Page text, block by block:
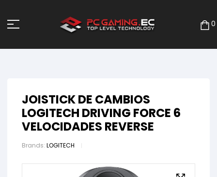
0
JOISTICK DE CAMBIOS
LOGITECH DRIVING FORCE 6
VELOCIDADES REVERSE
Brands: LOGITECH